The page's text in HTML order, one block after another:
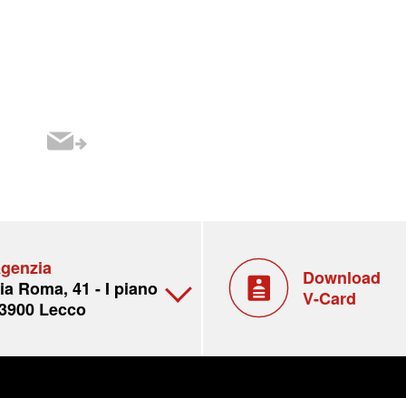
Roma, 41 - I piano
Lecco
Download
V-Card